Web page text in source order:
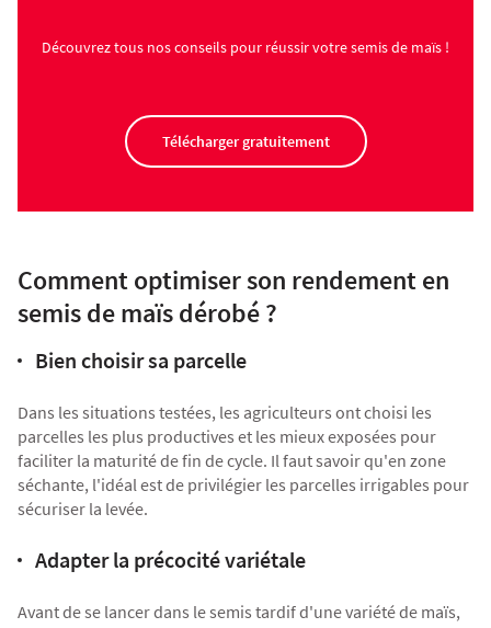
Découvrez tous nos conseils pour réussir votre semis de maïs !
Télécharger gratuitement
Comment optimiser son rendement en
semis de maïs dérobé ?
Bien choisir sa parcelle
Dans les situations testées, les agriculteurs ont choisi les
parcelles les plus productives et les mieux exposées pour
faciliter la maturité de fin de cycle. Il faut savoir qu'en zone
séchante, l'idéal est de privilégier les parcelles irrigables pour
sécuriser la levée.
Adapter la précocité variétale
Avant de se lancer dans le semis tardif d'une variété de maïs,